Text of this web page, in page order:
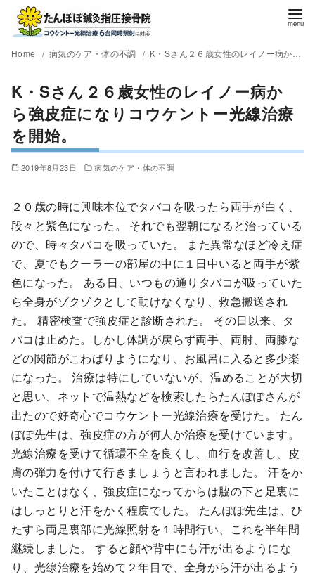
Home 病気のケア・体の不調 K・Sさん２６歳女性のレイノー病から強皮症になりコウケントー光線治療を開始。
K・Sさん２６歳女性のレイノー病か
ら強皮症になりコウケントー光線治療
を開始。
2019年8月23日 病気のケア・体の不調
２０歳の時に興味本位でタバコを吸ったら両手が白く、
段々と紫色になった。 それでも翌朝になると治っている
ので、時々タバコを吸っていた。 また異常なほど冷え症
で、夏でもクーラーの部屋の中に１日中いると両手が紫
色になった。 ある日、いつもの通りタバコが吸っていた
ら全身がゾクゾクとして動けなくなり、救急搬送され
た。 精密検査で強皮症と診断された。 その日以来、タ
バコは止めた。しかし体調が戻らず両手、両肘、両膝な
どの関節がこわばりようになり、お風呂に入ると多少楽
になった。 治療は特にしていないが、温めることが大切
と思い、ネットで温熱などを検索したらたんぽぽさんが
出たので好奇心でコウケントー光線治療を受けた。 たん
ぽぽ先生は、強皮症の方が何人か治療を受けています。
光線治療を受けて循環不全を良くし、血行を改善し、皮
膚の弾力を付けて行きましょうと言われました。 汗をか
いたことはなく、強皮症になってからは脇の下と足裏に
はしっとりと汗をかく程度でした。 たんぽぽ先生は、ひ
たすら両足裏部に光線照射を１時間行い、これを半年間
継続しました。 すると顔や背中にも汗が出るようにな
り、光線治療を始めて２年目で、全身から汗が出るよう